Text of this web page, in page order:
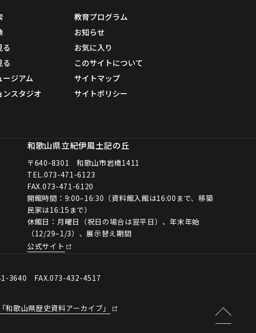
る
る
ージアム
ンスタジオ
教育プログラム
お知らせ
お気に入り
このサイトについて
サイトマップ
サイトポリシー
和歌山県立紀伊風土記の丘
〒640-8301 和歌山市岩橋1411
TEL.073-471-6123
FAX.073-471-6120
開館時間：9:00–16:30（資料館入館は16:00まで、移築
民家は16:15まで）
休館日：月曜日（祝日の場合は翌平日）、年末年始
（12/29–1/3）、展示替え期間
公式サイト
3640 FAX.073-432-4517
和歌山県歴史資料アーカイブ」